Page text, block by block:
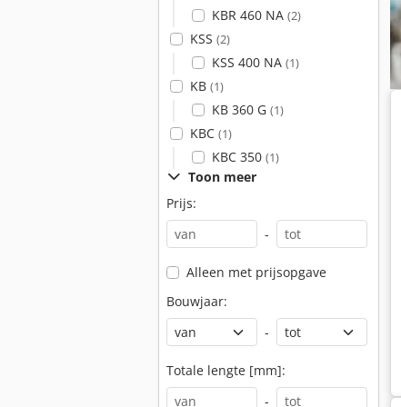
KBR 460 NA (2)
KSS (2)
KSS 400 NA (1)
KB (1)
KB 360 G (1)
KBC (1)
KBC 350 (1)
Toon meer
Prijs:
-
Alleen met prijsopgave
Bouwjaar:
-
Totale lengte [mm]:
-